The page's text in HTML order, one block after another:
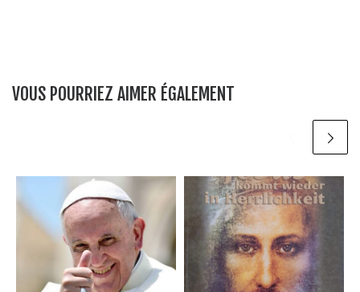
VOUS POURRIEZ AIMER ÉGALEMENT